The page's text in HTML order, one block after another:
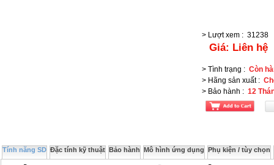
> Lượt xem : 31238
Giá: Liên hệ
> Tình trạng : Còn
> Hãng sản xuất:
> Bảo hành : 12
Tính năng SD Đặc tính kỹ thuật Bảo hành Mô hình ứng dụng Phụ kiện / tùy chọn